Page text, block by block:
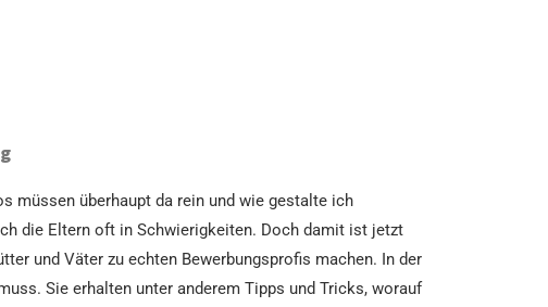
müssen überhaupt da rein und wie gestalte ich
die Eltern oft in Schwierigkeiten. Doch damit ist jetzt
und Väter zu echten Bewerbungsprofis machen. In der
Sie erhalten unter anderem Tipps und Tricks, worauf